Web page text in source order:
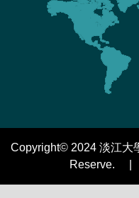
Copyright© 2024 淡江大
Reserve. |